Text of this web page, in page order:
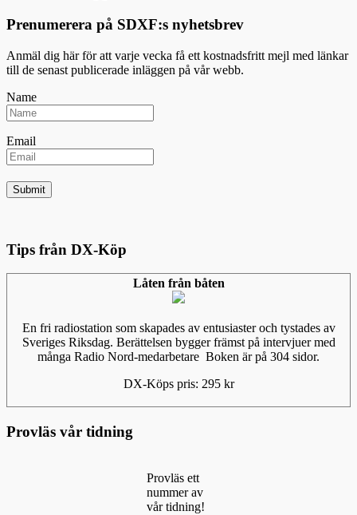
Prenumerera på SDXF:s nyhetsbrev
Anmäl dig här för att varje vecka få ett kostnadsfritt mejl med länkar
till de senast publicerade inläggen på vår webb.
Name
Email
Tips från DX-Köp
Låten från båten
En fri radiostation som skapades av entusiaster och tystades av
Sveriges Riksdag. Berättelsen bygger främst på intervjuer med
många Radio Nord-medarbetare Boken är på 304 sidor.
DX-Köps pris: 295 kr
Provläs vår tidning
Provläs ett
nummer av
vår tidning!